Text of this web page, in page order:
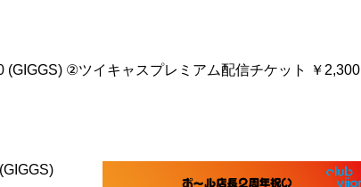
②ツイキャスプレミアム配信チケット ￥2,300